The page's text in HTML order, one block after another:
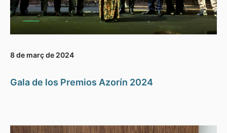
8 de març de 2024
Gala de los Premios Azorín 2024